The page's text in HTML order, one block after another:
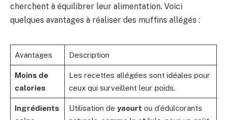
cherchent à équilibrer leur alimentation. Voici
quelques avantages à réaliser des muffins allégés :
Avantages Description
Moins de
calories
Les recettes allégées sont idéales pour
ceux qui surveillent leur poids.
Ingrédients
Utilisation de yaourt ou d’édulcorants